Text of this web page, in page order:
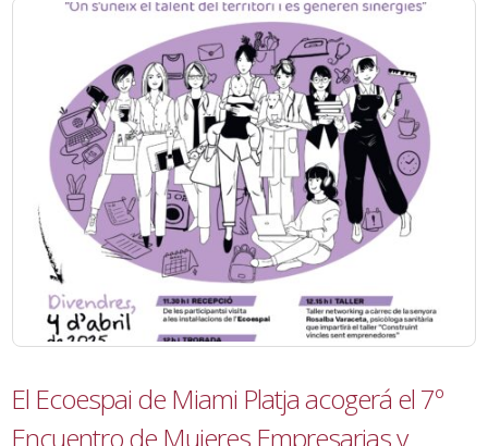
El Ecoespai de Miami Platja acogerá el 7º
Encuentro de Mujeres Empresarias y